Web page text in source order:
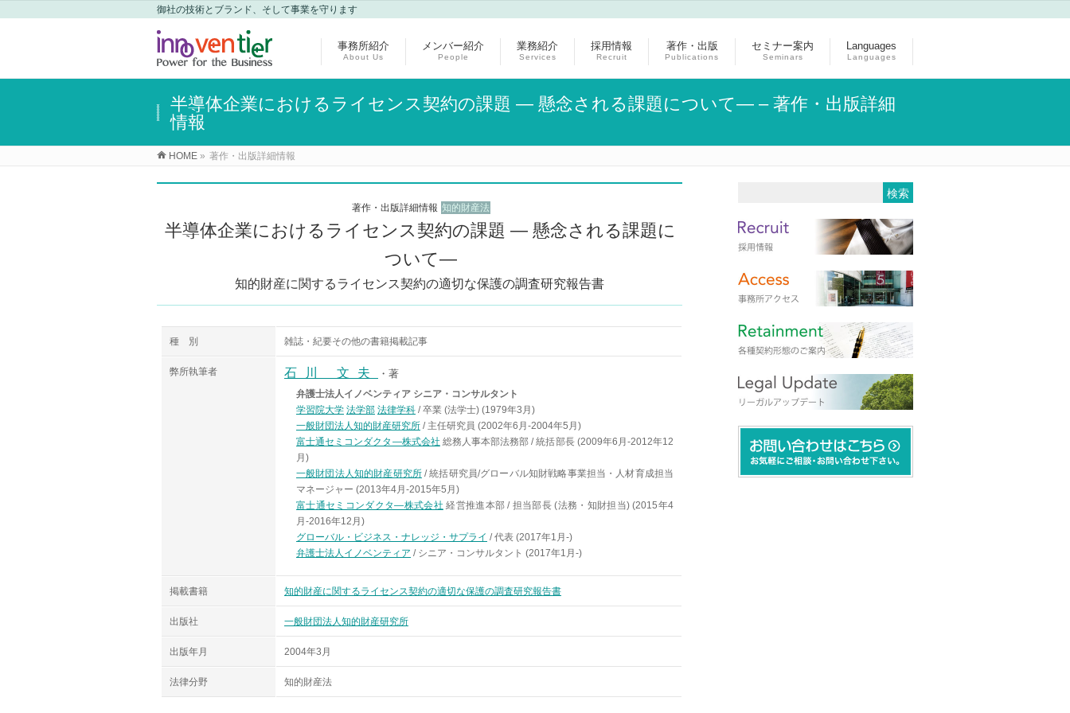
御社の技術とブランド、そして事業を守ります
事務所紹介
About Us
メンバー紹介
People
業務紹介
Services
採用情報
Recruit
著作・出版
Publications
セミナー案内
Seminars
Languages
Languages
半導体企業におけるライセンス契約の課題 ― 懸念される課題について― – 著作・出版詳細
情報
HOME » 著作・出版詳細情報
著作・出版詳細情報 知的財産法
半導体企業におけるライセンス契約の課題 ― 懸念される課題に
ついて―
知的財産に関するライセンス契約の適切な保護の調査研究報告書
種 別 雑誌・紀要その他の書籍掲載記事
弊所執筆者 石川 文夫 ・著
弁護士法人イノベンティア シニア・コンサルタント
学習院大学 法学部 法律学科 / 卒業 (法学士) (1979年3月)
一般財団法人知的財産研究所 / 主任研究員 (2002年6月-2004年5月)
富士通セミコンダクタ―株式会社 総務人事本部法務部 / 統括部長 (2009年6月-2012年12
月)
一般財団法人知的財産研究所/ 統括研究員/グローバル知財戦略事業担当・人材育成担当
マネージャー (2013年4月-2015年5月)
富士通セミコンダクタ―株式会社 経営推進本部 / 担当部長 (法務・知財担当) (2015年4
月-2016年12月)
グローバル・ビジネス・ナレッジ・サプライ / 代表 (2017年1月-)
弁護士法人イノベンティア / シニア・コンサルタント (2017年1月-)
掲載書籍 知的財産に関するライセンス契約の適切な保護の調査研究報告書
出版社 一般財団法人知的財産研究所
出版年月 2004年3月
法律分野 知的財産法